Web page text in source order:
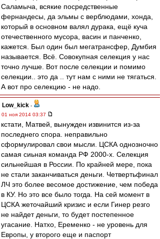
Саламыча, всякие посредственные
фернандесы, да эльмы с верблюдами, хонда,
который в основном валял дурака, ещё куча
отечественного мусора, васин и панченко,
кажется. Был один был мегатрансфер, Думбия
называется. Всё. Совокупная селекция у нас
точно лучше. Вот после селекции и помимо
селекции.. это да .. тут нам с ними не тягаться.
А вот про селекцию - не надо.
Low_kick -
01 ноя 2014 03:37
кстати, Матвей, вынужден извинится из-за
последнего спора. неправильно
сформулировал свои мысли. ЦСКА однозночно
самая сиьная команда РФ 2000-х. Селекция
сильнейшая в России. По крайней мере, пока
не стали заканчиваться деньги. Четвертьфинал
ЛЧ это более весомое достижение, чем победа
в КУ. Но это все было тогда. На сей момент в
ЦСКА жеточайший кризис и если Гинер резго
не найдет деньги, то будет постепенное
угасание. Натхо, Еременко - не уровень для
Европы, у второго еще и паспорт